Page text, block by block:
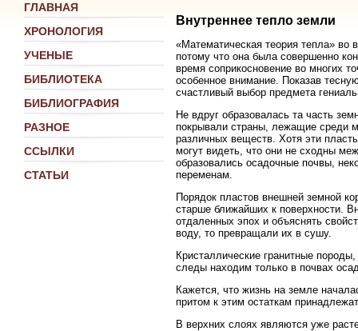
ГЛАВНАЯ
ХРОНОЛОГИЯ
УЧЕНЫЕ
БИБЛИОТЕКА
БИБЛИОГРАФИЯ
РАЗНОЕ
ССЫЛКИ
СТАТЬИ
Внутреннее тепло земли
«Математическая теория тепла»
потому что она была совершенно
время соприкосновение во многих
особенное внимание. Показав
счастливый выбор предмета
Не вдруг образовалась та часть
покрывали страны, лежащие среди
различных веществ. Хотя эти
могут видеть, что они не сходны
образовались осадочные почвы,
переменам.
Порядок пластов внешней земной
старше ближайших к поверхности.
отдаленных эпох и объяснять
воду, то превращали их в сушу.
Кристаллические гранитные
следы находим только в почвах
Кажется, что жизнь на земле
притом к этим остаткам
В верхних слоях являются уже